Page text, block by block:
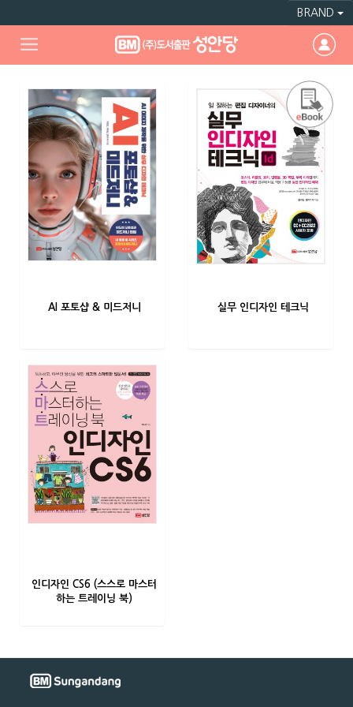
BRAND
AI 포토샵 & 미드저니 실무 인디자인 테크닉
인디자인 CS6 (스스로 마스터
하는 트레이닝 북)